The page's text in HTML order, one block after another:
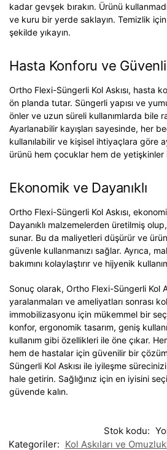
kadar gevşek bırakın. Ürünü
ve kuru bir yerde saklayın. Temizlik
şekilde yıkayın.
Hasta Konforu ve
Ortho Flexi-Süngerli Kol Askısı, hasta
ön planda tutar. Süngerli yapısı ve
önler ve uzun süreli kullanımlarda bile
Ayarlanabilir kayışları sayesinde, her
kullanılabilir ve kişisel ihtiyaçlara göre
ürünü hem çocuklar hem de yetişkinler
Ekonomik ve Dayanıklı
Ortho Flexi-Süngerli Kol Askısı,
Dayanıklı malzemelerden üretilmiş
sunar. Bu da maliyetleri düşürür ve
güvenle kullanmanızı sağlar. Ayrıca,
bakımını kolaylaştırır ve hijyenik
Sonuç olarak, Ortho Flexi-Süngerli Kol
yaralanmaları ve ameliyatları sonrası
immobilizasyonu için mükemmel bir
konfor, ergonomik tasarım, geniş
kullanım gibi özellikleri ile öne çıkar.
hem de hastalar için güvenilir bir
Süngerli Kol Askısı ile iyileşme
hale getirin. Sağlığınız için en iyisini
güvende kalın.
Stok kodu:
Kategoriler: Kol Askıları ve